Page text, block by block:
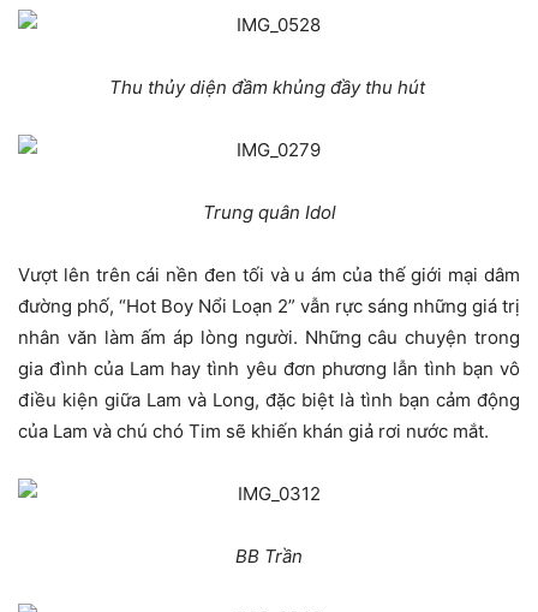
Thu thủy diện đầm khủng đầy thu hút
Trung quân Idol
Vượt lên trên cái nền đen tối và u ám của thế giới mại dâm
đường phố, “Hot Boy Nổi Loạn 2” vẫn rực sáng những giá trị
nhân văn làm ấm áp lòng người. Những câu chuyện trong
gia đình của Lam hay tình yêu đơn phương lẫn tình bạn vô
điều kiện giữa Lam và Long, đặc biệt là tình bạn cảm động
của Lam và chú chó Tim sẽ khiến khán giả rơi nước mắt.
BB Trần